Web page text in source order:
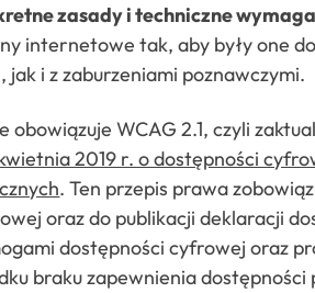
zasady i techniczne
internetowe tak, aby były one
jak i z zaburzeniami poznawczymi.
obowiązuje WCAG 2.1, czyli
2019 r. o dostępności
. Ten przepis prawa
oraz do publikacji deklaracji
dostępności cyfrowej oraz
braku zapewnienia